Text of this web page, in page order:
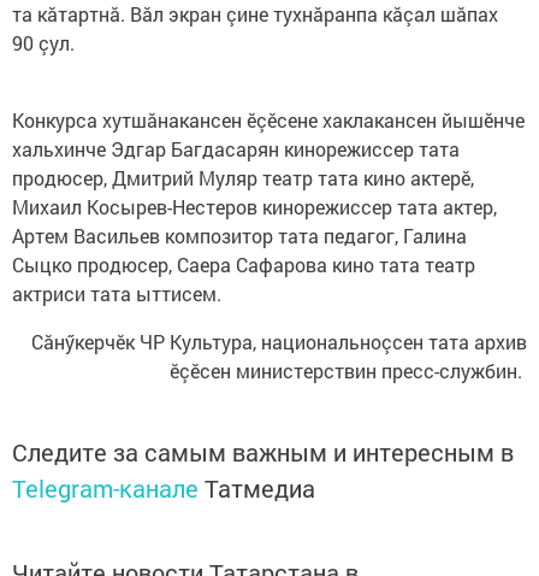
та кăтартнă. Вăл экран çине тухнăранпа кăçал шăпах
90 çул.
Конкурса хутшăнакансен ӗçӗсене хаклакансен йышӗнче
хальхинче Эдгар Багдасарян кинорежиссер тата
продюсер, Дмитрий Муляр театр тата кино актерӗ,
Михаил Косырев-Нестеров кинорежиссер тата актер,
Артем Васильев композитор тата педагог, Галина
Сыцко продюсер, Саера Сафарова кино тата театр
актриси тата ыттисем.
Сăнӳкерчӗк ЧР Культура, национальноçсен тата архив
ӗçӗсен министерствин пресс-службин.
Следите за самым важным и интересным в
Telegram-канале Татмедиа